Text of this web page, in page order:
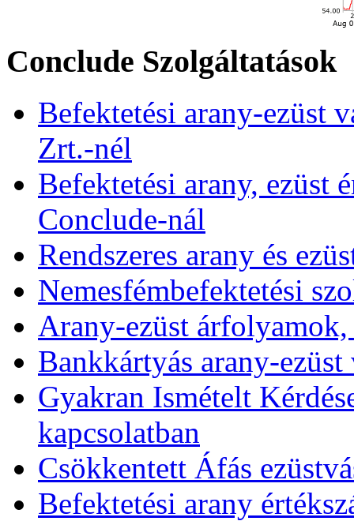
Conclude Szolgáltatások
Befektetési arany-ezüst
Zrt.-nél
Befektetési arany, ezüst
Conclude-nál
Rendszeres arany és
Nemesfémbefektetési
Arany-ezüst
Bankkártyás arany-
Gyakran Ismételt
kapcsolatban
Csökkentett Áfás
Befektetési arany